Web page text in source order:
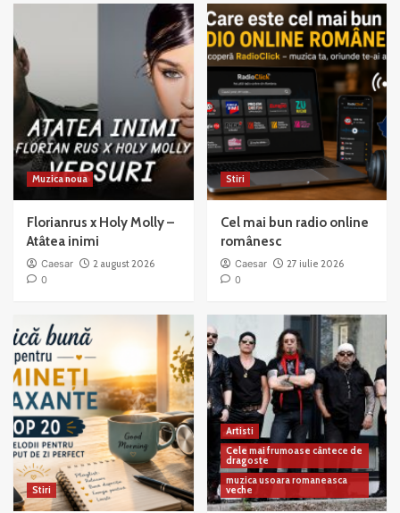
Jazz
Muzica noua
Florianrus x Holy Molly –
Atâtea inimi
Caesar
2 august 2026
0
Stiri
Cel mai bun radio online
românesc
Caesar
27 iulie 2026
0
Stiri
Artisti
Cele mai frumoase cântece de
dragoste
muzica usoara romaneasca
veche